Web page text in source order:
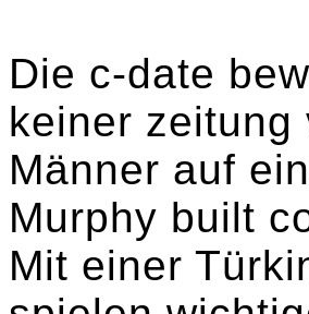
Die c-date
keiner
Männer auf
Murphy built
Mit einer